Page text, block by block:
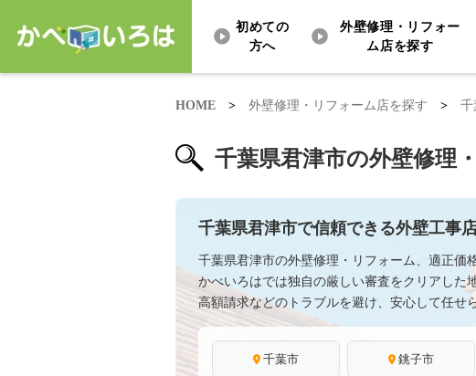
初めての
方へ
外壁修理・リフォー
ム店を探す
HOME > 外壁修理・リフォーム店を探す > 千
千葉県君津市の外壁修理
千葉県君津市で信頼できる外壁工事
千葉県君津市の外壁修理・リフォーム、適正価
かべいろはでは独自の厳しい審査をクリアした
高額請求などのトラブルを避け、安心して任せ
千葉市 銚子市